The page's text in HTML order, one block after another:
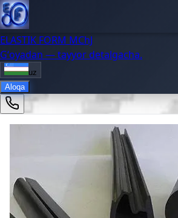
ELASTIK FORM MChJ
Gʻoyadan — tayyor detalgacha.
uz
Aloqa